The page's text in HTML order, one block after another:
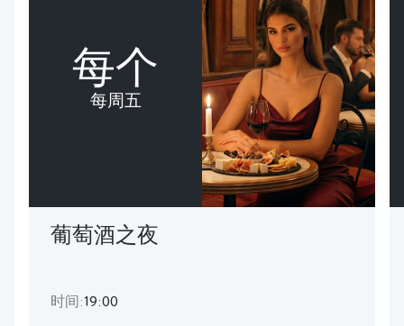
每个
每周五
葡萄酒之夜
时间:19:00